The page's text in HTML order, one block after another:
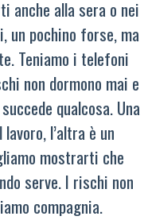
anche alla sera o nei
un pochino forse, ma
Teniamo i telefoni
non dormono mai e
qualcosa. Una
l’altra è un
mostrarti che
serve. I rischi non
compagnia.